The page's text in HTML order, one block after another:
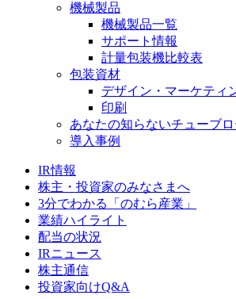
機械製品
機械製品一覧
サポート情報
計量包装機比較表
包装資材
デザイン・マーケティ
印刷
あなたの知らないチューブ
導入事例
IR情報
株主・投資家のみなさまへ
3分でわかる「のむら産業」
業績ハイライト
配当の状況
IRニュース
株主通信
投資家向けQ&A